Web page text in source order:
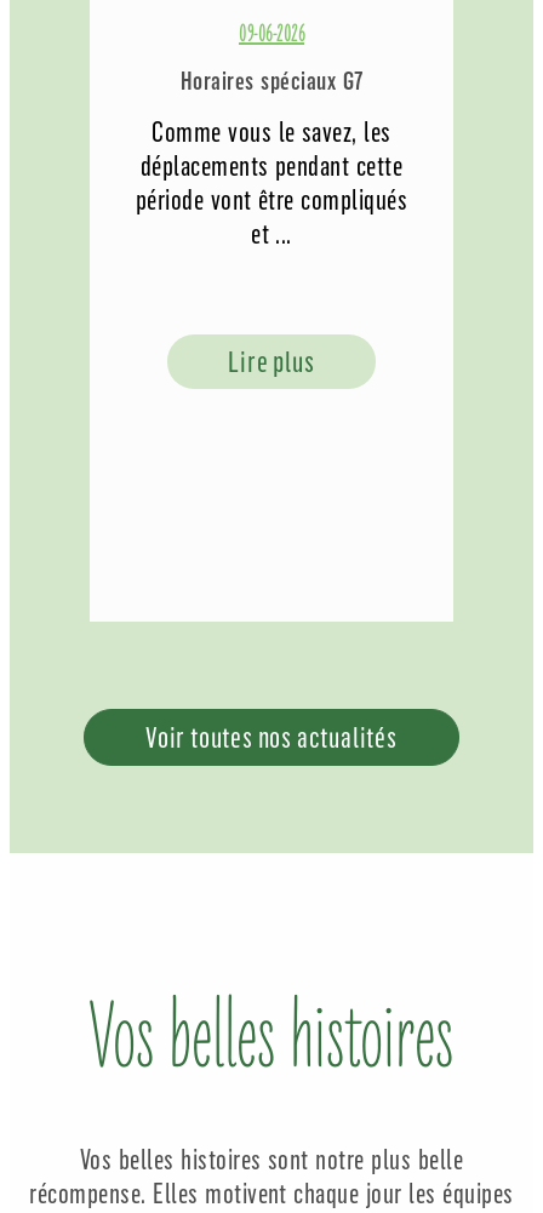
09-06-2026
Horaires spéciaux G7
Comme vous le savez, les
déplacements pendant cette
période vont être compliqués
et ...
Lire plus
Voir toutes nos actualités
Vos belles histoires
Vos belles histoires sont notre plus belle
récompense. Elles motivent chaque jour les équipes